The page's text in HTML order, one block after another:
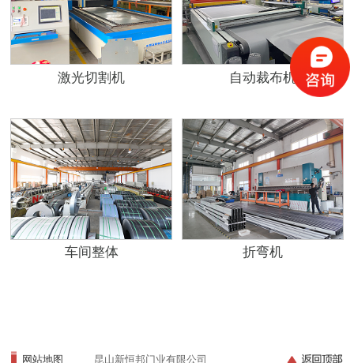
激光切割机 自动裁布机
车间整体 折弯机
网站地图 昆山新恒邦门业有限公司